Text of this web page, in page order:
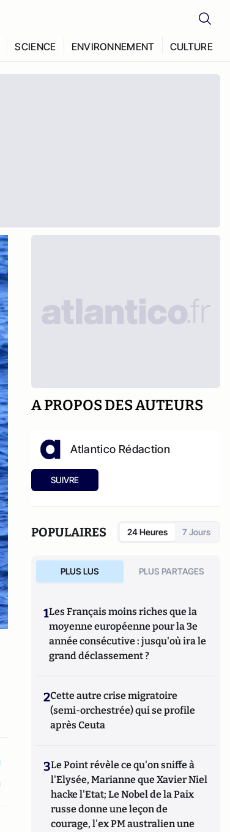
SCIENCE ENVIRONNEMENT CULTURE
A PROPOS DES AUTEURS
Atlantico Rédaction
SUIVRE
POPULAIRES 24 Heures 7 Jours
PLUS LUS PLUS PARTAGES
1Les Français moins riches que la
moyenne européenne pour la 3e
année consécutive : jusqu'où ira le
grand déclassement ?
2Cette autre crise migratoire
(semi-orchestrée) qui se profile
après Ceuta
3Le Point révèle ce qu'on sniffe à
l'Elysée, Marianne que Xavier Niel
hacke l'Etat; Le Nobel de la Paix
russe donne une leçon de
courage, l'ex PM australien une